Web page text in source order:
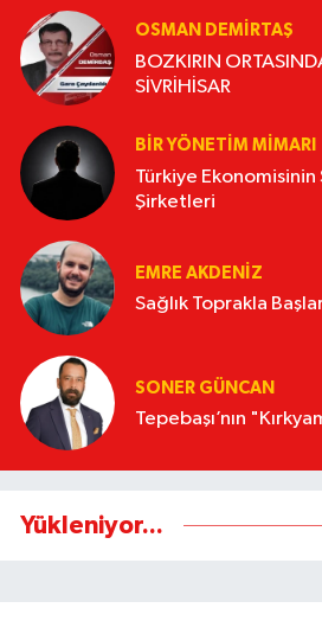
OSMAN DEMİRTAŞ
BOZKIRIN
SİVRİHİSAR
BIR YÖNETIM MIMARI
Türkiye Ekonomisinin
Şirketleri
EMRE AKDENIZ
Sağlık Toprakla
SONER GÜNCAN
Tepebaşı’nın
Yükleniyor...